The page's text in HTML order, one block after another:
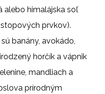
alebo himalájska soľ
prvkov).
banány, avokádo,
horčík a vápnik
mandliach a
prírodným